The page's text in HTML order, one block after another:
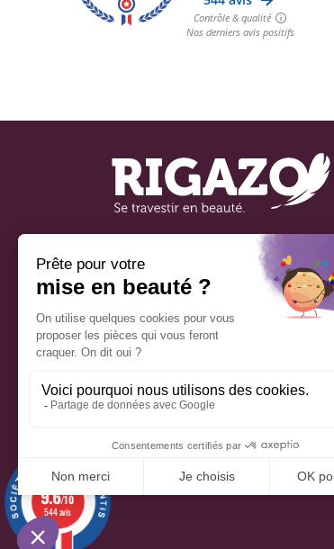
française spécialisée dans
le travestissement de
Réseaux sociaux
Mentions légales
9.6/10
544 avis